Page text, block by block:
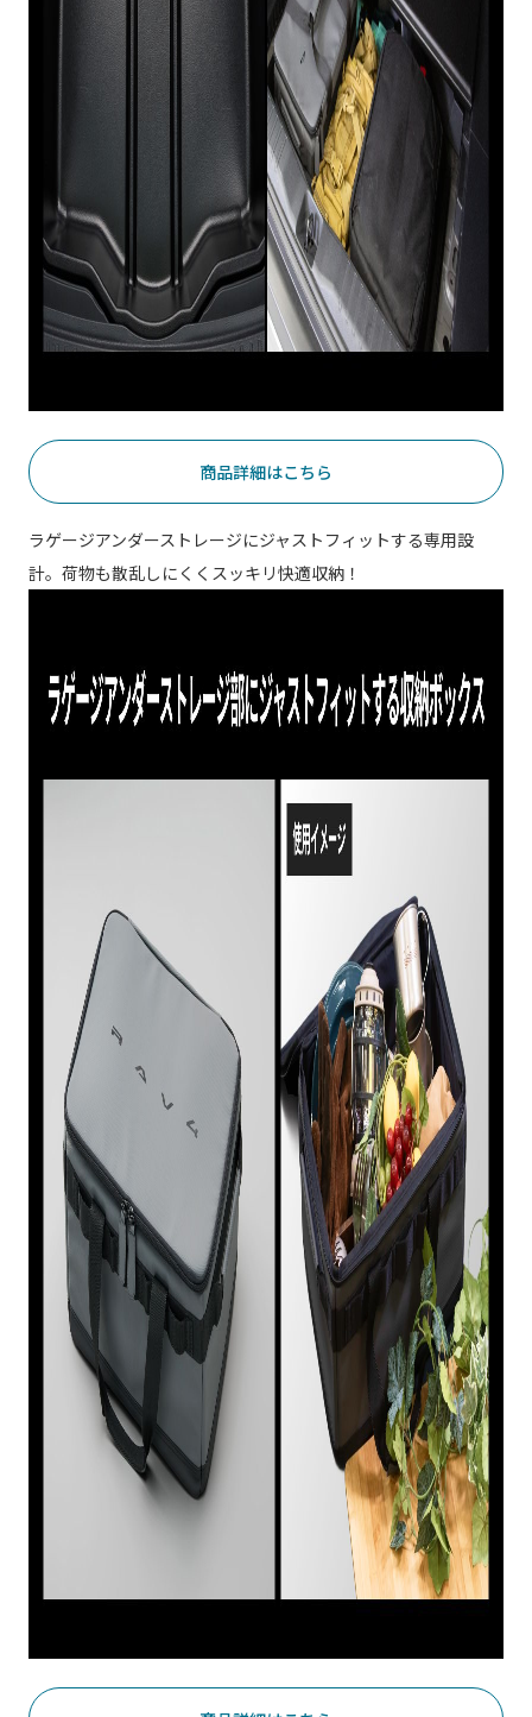
商品詳細はこちら
ラゲージアンダーストレージにジャストフィットする専用設
計。荷物も散乱しにくくスッキリ快適収納！